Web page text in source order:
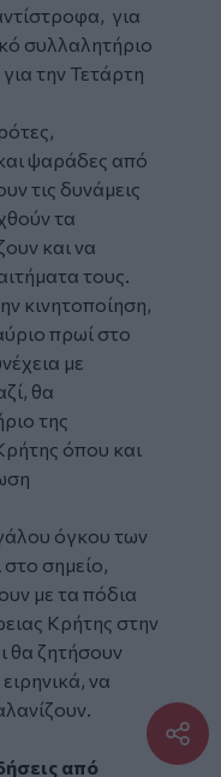
για
συλλαλητήριο
την Τετάρτη
ψαράδες από
τις δυνάμεις
τα
και να
τους.
κινητοποίηση,
πρωί στο
με
θα
της
όπου και
όγκου των
σημείο,
με τα πόδια
Κρήτης στην
θα ζητήσουν
να
από